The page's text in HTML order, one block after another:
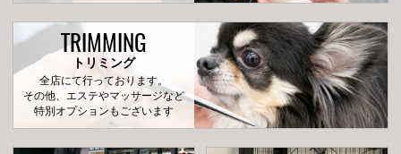
TRIMMING
トリミング
全店にて行っております。
その他、エステやマッサージなど
特別オプションもございます